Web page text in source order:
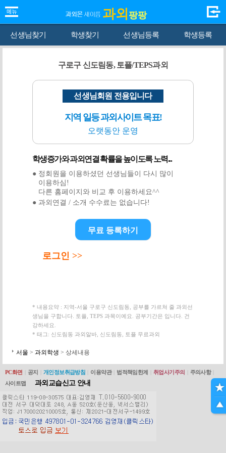
과외 팡팡
선생님찾기 학생찾기 선생님등록 학생등록
구로구 신도림동, 토플/TEPS과외
선생님회원 전용입니다
지역 일등 과외사이트 목표!
오랫동안 운영
학생증가와 과외연결 확률을 높이도록 노력...
● 정회원을 이용하셨던 선생님들이 다시 많이
이용하심!
다른 홈페이지와 비교 후 이용하세요^^
● 과외연결 / 소개 수수료는 없습니다!
무료 등록하기
로그인 >>
* 내용요약 : 지역-서울 구로구 신도림동, 공부를 가르쳐 줄 과외선
생님을 구합니다. 토플, TEPS 과목이예요. 공부기간은 입니다. 건
강하세요.
* 태그: 신도림동 과외알바, 신도림동, 토플 무료과외
서울 > 과외학생 > 상세내용
PC화면 공지 개인정보취급방침 이용약관 법적책임한계 취업사기주의 주의사항
사이트맵
과외교습신고 안내